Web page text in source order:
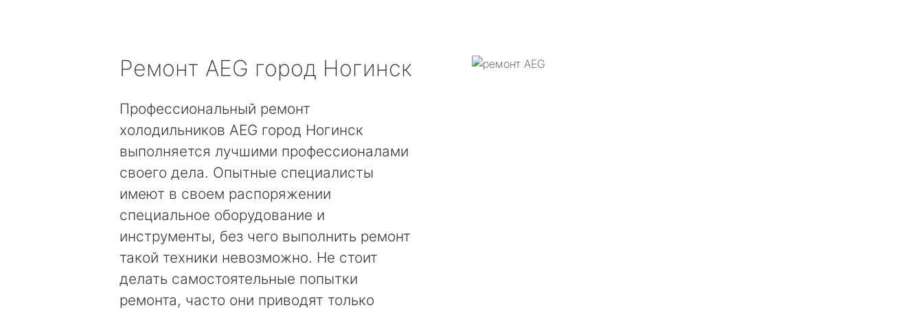
Ремонт AEG город Ногинск
Профессиональный ремонт
холодильников AEG город Ногинск
выполняется лучшими профессионалами
своего дела. Опытные специалисты
имеют в своем распоряжении
специальное оборудование и
инструменты, без чего выполнить ремонт
такой техники невозможно. Не стоит
делать самостоятельные попытки
ремонта, часто они приводят только